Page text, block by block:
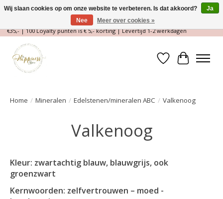
Magische Conceptstore, Edelstenen & Spirituele winkel | Gratis verzending >
€35,- | 100 Loyalty punten is € 5,- korting | Levertijd 1-2 werkdagen
Verlanglijst
Home / Mineralen / Edelstenen/mineralen ABC / Valkenoog
Valkenoog
Kleur: zwartachtig blauw, blauwgrijs, ook
groenzwart
Kernwoorden: zelfvertrouwen – moed -
Wij slaan cookies op om onze website te verbeteren. Is dat akkoord?
Ja
Nee
Meer over cookies »